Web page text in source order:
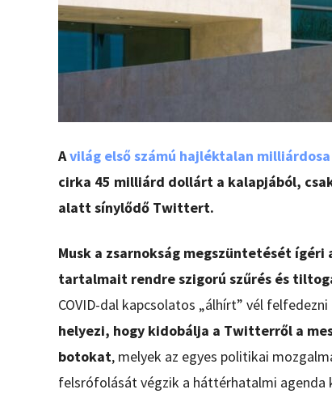
Avilág első számú hajléktalan milliárdosa
cirka 45 milliárd dollárt a kalapjából,
alatt sínylődő Twittert.
Musk a zsarnokság megszüntetését
tartalmait rendre szigorú szűrés és
COVID-dal kapcsolatos „álhírt” vél
helyezi, hogy kidobálja a Twitterről a
botokat, melyek az egyes politikai
felsrófolását végzik a háttérhatalmi agenda